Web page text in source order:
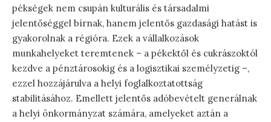
pékségek nem csupán kulturális és társadalmi
jelentőséggel bírnak, hanem jelentős gazdasági hatást is
gyakorolnak a régióra. Ezek a vállalkozások
munkahelyeket teremtenek – a pékektől és cukrászoktól
kezdve a pénztárosokig és a logisztikai személyzetig –,
ezzel hozzájárulva a helyi foglalkoztatottság
stabilitásához. Emellett jelentős adóbevételt generálnak
a helyi önkormányzat számára, amelyeket aztán a